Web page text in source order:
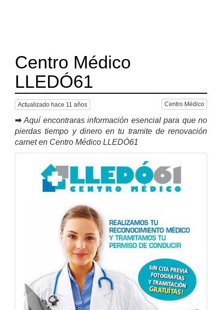
Centro Médico
LLEDÓ61
Actualizado hace 11 años Centro Médico
➡ Aquí encontraras información esencial para que no
pierdas tiempo y dinero en tu tramite de renovación
carnet en Centro Médico LLEDÓ61